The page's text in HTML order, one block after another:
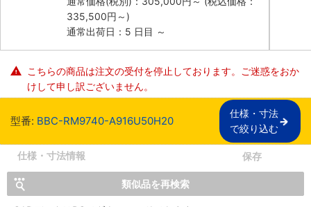
335,500円 ～)
通常出荷日：5 日目 ～
こちらの商品は注文の受付を停止しております。ご迷惑をおか
けして申し訳ございません。
型番: BBC-RM9740-A916U50H20
仕様・寸法
で絞り込む
仕様・寸法情報 保存
類似品を再検索